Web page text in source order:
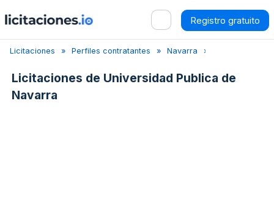
Registro gratuito
Licitaciones Perfiles contratantes Navarra
Licitaciones de Universidad Publica de
Navarra